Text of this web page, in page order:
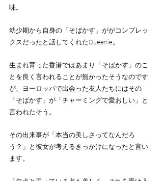
味。
幼少期から自身の「そばかす」ががコンプレッ
クスだったと話してくれたQueenie。
生まれ育った香港ではあまり「そばかす」のこ
とを良く言われることが無かったそうなのです
が、ヨーロッパで出会った友人たちにはその
「そばかす」が「チャーミングで愛おしい」と
言われたそう。
その出来事が「本当の美しさってなんだろ
う？」と彼女が考えるきっかけになったと言い
ます。